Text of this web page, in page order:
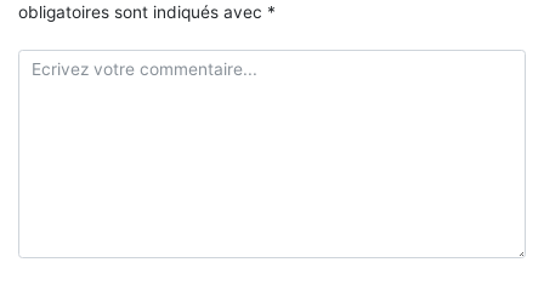
obligatoires sont indiqués avec *